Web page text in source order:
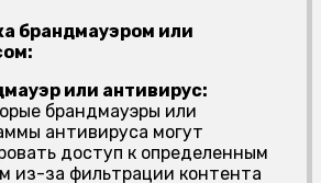
брандмауэром или
или антивирус:
брандмауэры или
антивируса могут
доступ к определенным
из-за фильтрации контента